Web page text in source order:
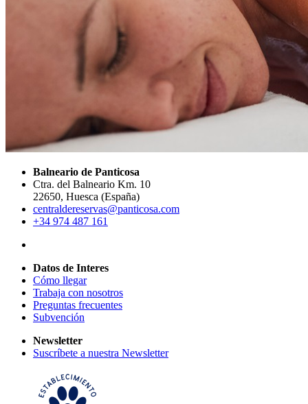
Balneario de Panticosa
Ctra. del Balneario Km. 10
22650, Huesca (España)
centraldereservas@panticosa.com
+34 974 487 161
Datos de Interes
Cómo llegar
Trabaja con nosotros
Preguntas frecuentes
Subvención
Newsletter
Suscríbete a nuestra Newsletter